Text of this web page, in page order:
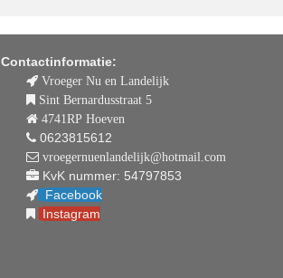
Contactinformatie:
Vroeger Nu en Landelijk
Sint Bernardusstraat 5
4741RP Hoeven
0623815612
vroegernuenlandelijk@hotmail.com
KvK nummer: 54797853
Facebook
Instagram